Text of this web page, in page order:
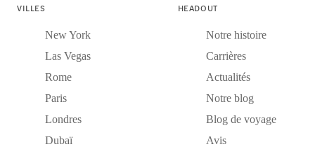
VILLES
New York
Las Vegas
Rome
Paris
Londres
Dubaï
HEADOUT
Notre histoire
Carrières
Actualités
Notre blog
Blog de voyage
Avis